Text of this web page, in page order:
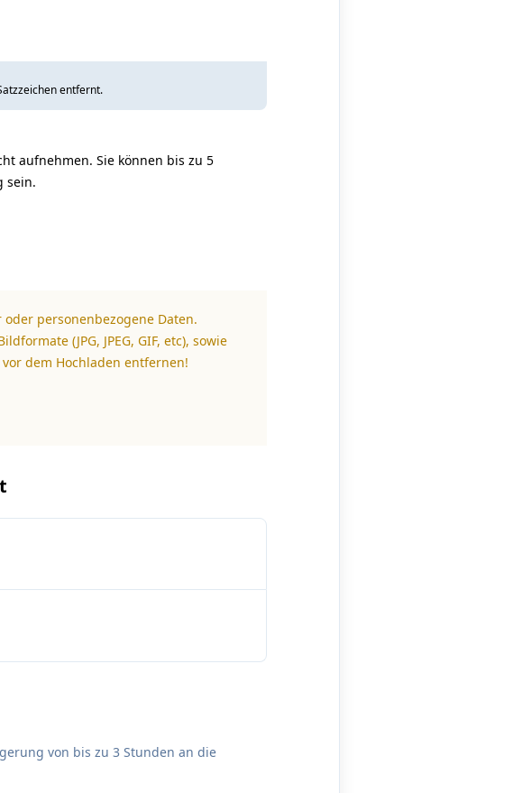
entfernt.
aufnehmen. Sie können bis zu 5
sein.
personenbezogene Daten.
(JPG, JPEG, GIF, etc), sowie
dem Hochladen entfernen!
von bis zu 3 Stunden an die